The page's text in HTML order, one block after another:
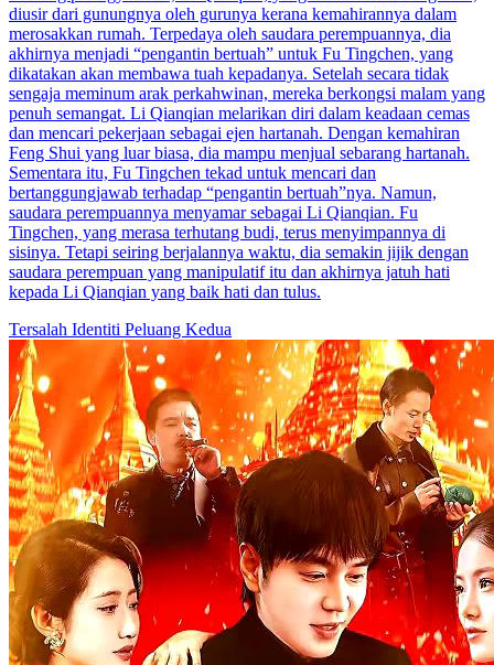
diusir dari gunungnya oleh gurunya kerana kemahirannya dalam
merosakkan rumah. Terpedaya oleh saudara perempuannya, dia
akhirnya menjadi “pengantin bertuah” untuk Fu Tingchen, yang
dikatakan akan membawa tuah kepadanya. Setelah secara tidak
sengaja meminum arak perkahwinan, mereka berkongsi malam yang
penuh semangat. Li Qianqian melarikan diri dalam keadaan cemas
dan mencari pekerjaan sebagai ejen hartanah. Dengan kemahiran
Feng Shui yang luar biasa, dia mampu menjual sebarang hartanah.
Sementara itu, Fu Tingchen tekad untuk mencari dan
bertanggungjawab terhadap “pengantin bertuah”nya. Namun,
saudara perempuannya menyamar sebagai Li Qianqian. Fu
Tingchen, yang merasa terhutang budi, terus menyimpannya di
sisinya. Tetapi seiring berjalannya waktu, dia semakin jijik dengan
saudara perempuan yang manipulatif itu dan akhirnya jatuh hati
kepada Li Qianqian yang baik hati dan tulus.
Tersalah Identiti Peluang Kedua